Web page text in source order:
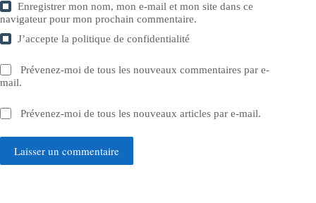
Enregistrer mon nom, mon e-mail et mon site dans ce
navigateur pour mon prochain commentaire.
J’accepte lapolitique de confidentialité
Prévenez-moi de tous les nouveaux commentaires par e-
mail.
Prévenez-moi de tous les nouveaux articles par e-mail.
Laisser un commentaire